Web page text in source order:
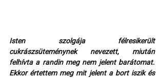
Isten szolgája félresikerült
cukrászsüteménynek nevezett, miután
felhívta a randin meg nem jelent barátomat.
Ekkor értettem meg mit jelent a bort iszik és